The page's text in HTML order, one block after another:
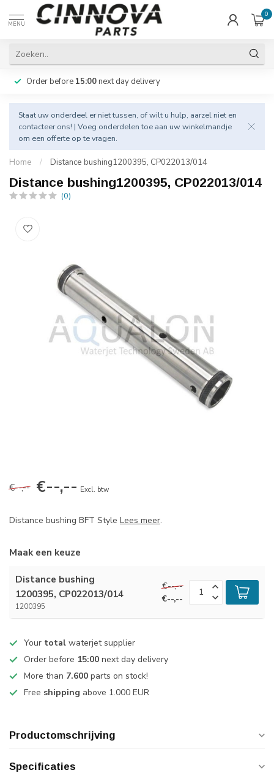
MENU
0
Order before 15:00next day delivery
Staat uw onderdeel er niet tussen, of wilt u hulp, aarzel niet en
contacteer ons! | Voeg onderdelen toe aan uw winkelmandje
om een offerte op te vragen.
Home / Distance bushing1200395, CP022013/014
Distance bushing1200395, CP022013/014
(0)
€--,-- €--,-- Excl. btw
Distance bushing BFT Style Lees meer.
Maak een keuze
Distance bushing
1200395, CP022013/014
1200395
€--,--
€--,--
Your total waterjet supplier
Order before 15:00 next day delivery
More than 7.600 parts on stock!
Free shipping above 1.000 EUR
Productomschrijving
Specificaties